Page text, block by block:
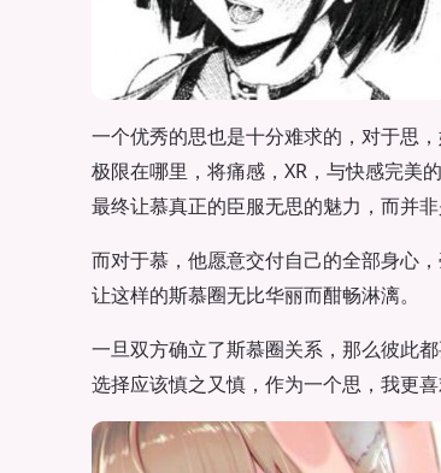
一个优秀的思也是十分难求的，对于思
极限在哪里，将痛感，XR，与快感完美
最终让慕真正的臣服无思的魅力，而并非
而对于慕，他愿意交付自己的全部身心
让这样的斯慕圈无比华丽而酣畅淋漓。
一旦双方确立了斯慕圈关系，那么彼此
选择应该慎之又慎，作为一个思，我更